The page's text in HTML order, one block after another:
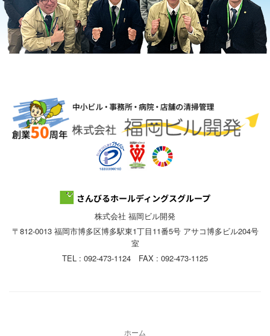
株式会社 福岡ビル開発
〒812-0013 福岡市博多区博多駅東1丁目11番5号 アサコ博多ビル204号
室
TEL : 092-473-1124 FAX : 092-473-1125
ホーム